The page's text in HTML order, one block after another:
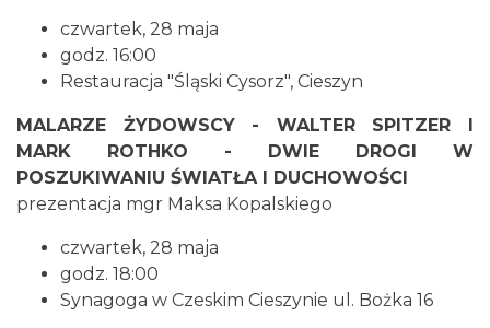
2026-08-16
1.66 km
czwartek, 28 maja
godz. 16:00
Restauracja "Śląski Cysorz", Cieszyn
MALARZE ŻYDOWSCY - WALTER SPITZER I
MARK ROTHKO - DWIE DROGI W
POSZUKIWANIU ŚWIATŁA I DUCHOWOŚCI
prezentacja mgr Maksa Kopalskiego
czwartek, 28 maja
godz. 18:00
Synagoga w Czeskim Cieszynie ul. Bożka 16